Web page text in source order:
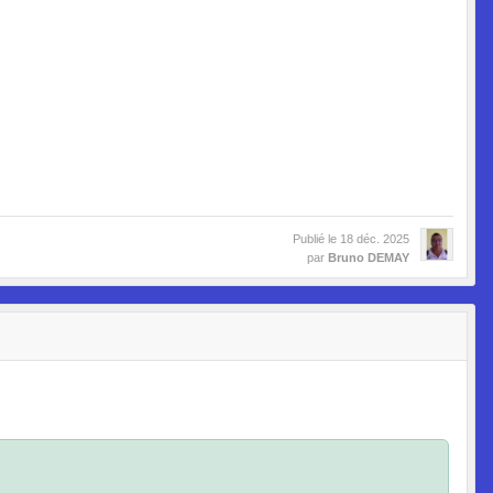
Publié le 18 déc. 2025
par Bruno DEMAY